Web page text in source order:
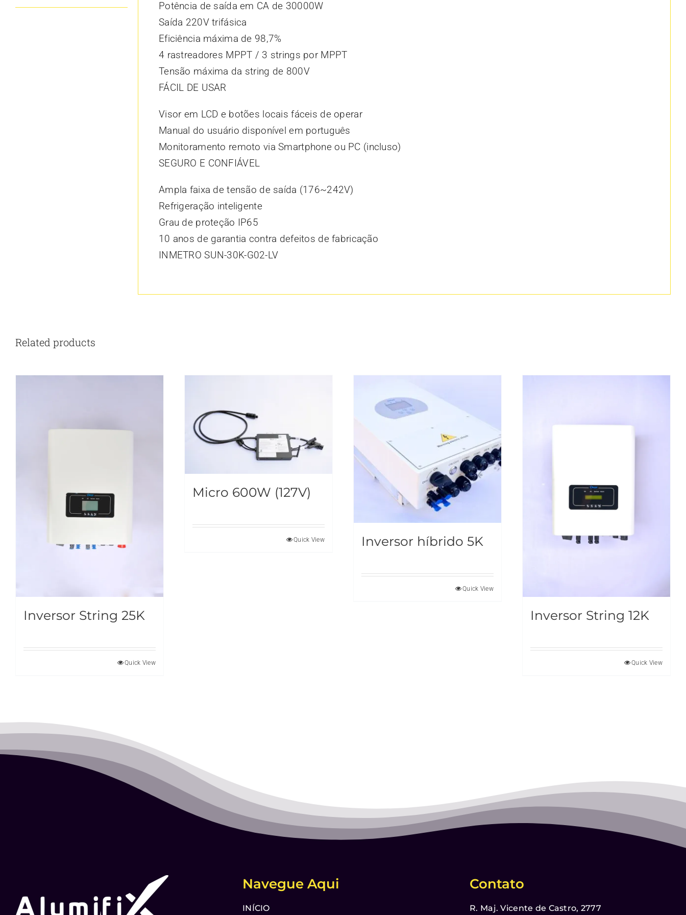
Potência de saída em CA de 30000W
Saída 220V trifásica
Eficiência máxima de 98,7%
4 rastreadores MPPT / 3 strings por MPPT
Tensão máxima da string de 800V
FÁCIL DE USAR
Visor em LCD e botões locais fáceis de operar
Manual do usuário disponível em português
Monitoramento remoto via Smartphone ou PC (incluso)
SEGURO E CONFIÁVEL
Ampla faixa de tensão de saída (176~242V)
Refrigeração inteligente
Grau de proteção IP65
10 anos de garantia contra defeitos de fabricação
INMETRO SUN-30K-G02-LV
Related products
Inversor String 25K
Quick View
Micro 600W (127V)
Quick View Inversor híbrido 5K
Quick View
Inversor String 12K
Quick View
Navegue Aqui
INÍCIO
Contato
R. Maj. Vicente de Castro, 2777